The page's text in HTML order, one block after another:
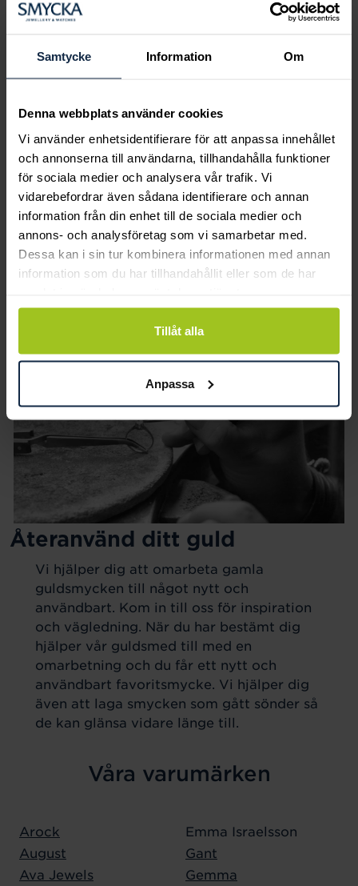
Samtycke Information Om
Denna webbplats använder cookies
Vi använder enhetsidentifierare för att anpassa innehållet
och annonserna till användarna, tillhandahålla funktioner
för sociala medier och analysera vår trafik. Vi
vidarebefordrar även sådana identifierare och annan
information från din enhet till de sociala medier och
annons- och analysföretag som vi samarbetar med.
Dessa kan i sin tur kombinera informationen med annan
information som du har tillhandahållit eller som de har
Tillåt alla
Anpassa
drömring för varje tillfälle i livet. Bokar du
perfekt för just din stil och smak.
Återanvänd ditt guld
Vi hjälper dig att omarbeta gamla
guldsmycken till något nytt och
användbart. Kom in till oss för inspiration
och vägledning. När du har bestämt dig
hjälper vår guldsmed till med en
omarbetning och du får ett nytt och
användbart favoritsmycke. Vi hjälper dig
även att laga smycken som gått sönder så
de kan glänsa vidare länge till.
Våra varumärken
Arock
August
Ava Jewels
Emma Israelsson
Gant
Gemma